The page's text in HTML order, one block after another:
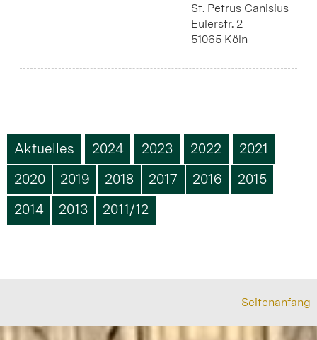
St. Petrus Canisius
Eulerstr. 2
51065 Köln
Aktuelles 2024 2023 2022
2021
2020
2019 2018 2017 2016
2015
2014
2013 2011/12
Seitenanfang